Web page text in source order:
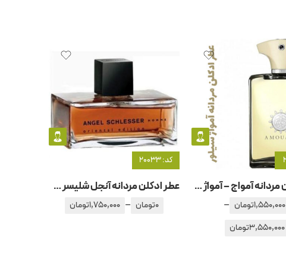
عطر ادکلن مردانه آمواج – آمواژ سیلور
1,550,000تومان –
3,550,000تومان
کد: 20033
عطر ادکلن مردانه آنجل شلیسر هوم اورینتال ادیشن
0تومان –
1,750,000تومان